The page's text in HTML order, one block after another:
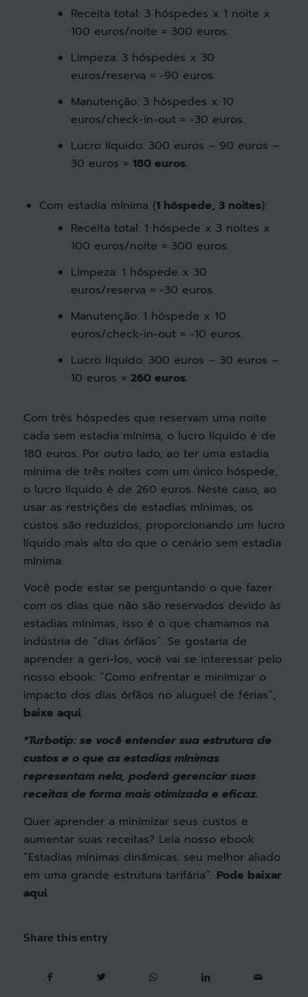
Receita total: 3 hóspedes x 1 noite x
100 euros/noite = 300 euros.
Limpeza: 3 hóspedes x 30
euros/reserva = -90 euros.
Manutenção: 3 hóspedes x 10
euros/check-in-out = -30 euros.
Lucro líquido: 300 euros – 90 euros –
30 euros = 180 euros.
Com estadia mínima (1 hóspede, 3 noites):
Receita total: 1 hóspede x 3 noites x
100 euros/noite = 300 euros.
Limpeza: 1 hóspede x 30
euros/reserva = -30 euros.
Manutenção: 1 hóspede x 10
euros/check-in-out = -10 euros.
Lucro líquido: 300 euros – 30 euros –
10 euros = 260 euros.
Com três hóspedes que reservam uma noite
cada sem estadia mínima, o lucro líquido é de
180 euros. Por outro lado, ao ter uma estadia
mínima de três noites com um único hóspede,
o lucro líquido é de 260 euros. Neste caso, ao
usar as restrições de estadias mínimas, os
custos são reduzidos, proporcionando um lucro
líquido mais alto do que o cenário sem estadia
mínima.
Você pode estar se perguntando o que fazer
com os dias que não são reservados devido às
estadias mínimas, isso é o que chamamos na
indústria de “dias órfãos”. Se gostaria de
aprender a geri-los, você vai se interessar pelo
nosso ebook: “Como enfrentar e minimizar o
impacto dos dias órfãos no aluguel de férias”,
baixe aqui.
*Turbotip: se você entender sua estrutura de
custos e o que as estadias mínimas
representam nela, poderá gerenciar suas
receitas de forma mais otimizada e eficaz.
Quer aprender a minimizar seus custos e
aumentar suas receitas? Leia nosso ebook
“Estadias mínimas dinâmicas: seu melhor aliado
em uma grande estrutura tarifária”. Pode baixar
aqui.
Share this entry